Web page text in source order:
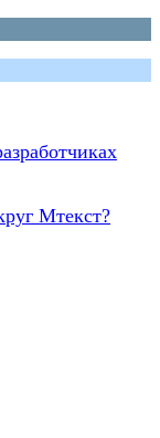
Мтекст?